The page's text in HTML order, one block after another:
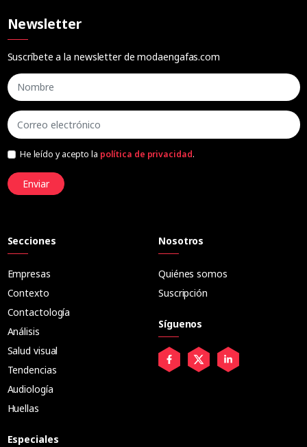
Newsletter
Suscríbete a la newsletter de modaengafas.com
He leído y acepto la política de privacidad.
Enviar
Secciones
Empresas
Contexto
Contactología
Análisis
Salud visual
Tendencias
Audiología
Huellas
Especiales
Nosotros
Quiénes somos
Suscripción
Síguenos